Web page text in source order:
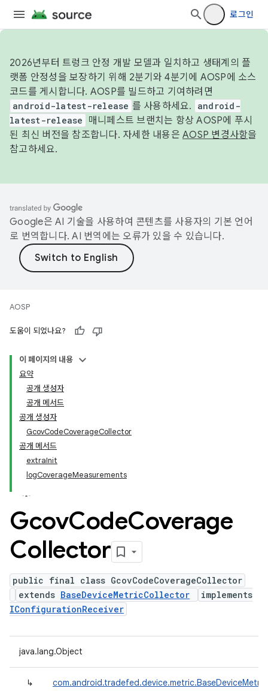
로그인
2026년부터 트렁크 안정 개발 모델과 일치하고 생태계의 플
랫폼 안정성을 보장하기 위해 2분기와 4분기에 AOSP에 소스
코드를 게시합니다. AOSP를 빌드하고 기여하려면
android-latest-release 를 사용하세요.
android-
latest-release
매니페스트 브랜치는 항상 AOSP에 푸시
된 최신 버전을 참조합니다. 자세한 내용은 AOSP 변경사항을
참고하세요.
Google은 AI 기술을 사용하여 콘텐츠를 사용자의 기본 언어
로 번역합니다. AI 번역에는 오류가 있을 수 있습니다.
AOSP
도움이 되었나요?
이 페이지의 내용
요약
공개 생성자
공개 메서드
공개 생성자
GcovCodeCoverageCollector
공개 메서드
extraInit
logCoverageMeasurements
GcovCodeCoverage
Collector
public final class GcovCodeCoverageCollector
extends BaseDeviceMetricCollector
implements
IConfigurationReceiver
java.lang.Object
↳